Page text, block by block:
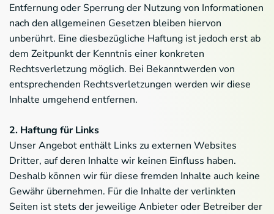
Entfernung oder Sperrung der Nutzung von Informationen
nach den allgemeinen Gesetzen bleiben hiervon
unberührt. Eine diesbezügliche Haftung ist jedoch erst ab
dem Zeitpunkt der Kenntnis einer konkreten
Rechtsverletzung möglich. Bei Bekanntwerden von
entsprechenden Rechtsverletzungen werden wir diese
Inhalte umgehend entfernen.
2. Haftung für Links
Unser Angebot enthält Links zu externen Websites
Dritter, auf deren Inhalte wir keinen Einfluss haben.
Deshalb können wir für diese fremden Inhalte auch keine
Gewähr übernehmen. Für die Inhalte der verlinkten
Seiten ist stets der jeweilige Anbieter oder Betreiber der